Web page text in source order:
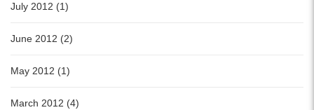
July 2012 (1)
June 2012 (2)
May 2012 (1)
March 2012 (4)